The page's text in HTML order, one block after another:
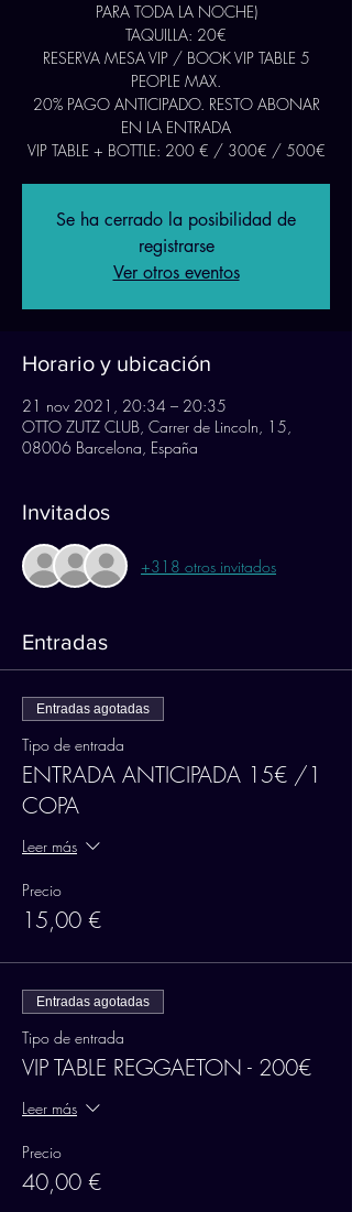
PARA TODA LA NOCHE)
TAQUILLA: 20€
RESERVA MESA VIP / BOOK VIP TABLE 5
PEOPLE MAX.
20% PAGO ANTICIPADO. RESTO ABONAR
EN LA ENTRADA
Se ha cerrado la posibilidad de
registrarse
Ver otros eventos
Horario y ubicación
21 nov 2021, 20:34 – 20:35
OTTO ZUTZ CLUB, Carrer de Lincoln, 15,
08006 Barcelona, España
Invitados
+318 otros invitados
Entradas
Entradas agotadas
Tipo de entrada
ENTRADA ANTICIPADA 15€ /1
COPA
Leer más
Precio
15,00 €
Entradas agotadas
Tipo de entrada
VIP TABLE REGGAETON - 200€
Leer más
Precio
40,00 €